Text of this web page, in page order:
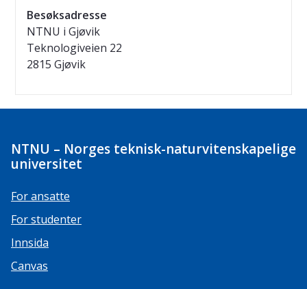
Besøksadresse
NTNU i Gjøvik
Teknologiveien 22
2815 Gjøvik
NTNU – Norges teknisk-naturvitenskapelige
universitet
For ansatte
For studenter
Innsida
Canvas